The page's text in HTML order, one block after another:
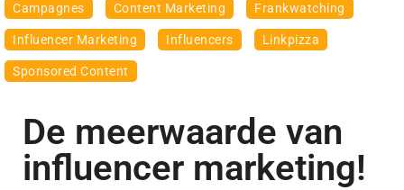
Campagnes Content Marketing Frankwatching
Influencer Marketing Influencers Linkpizza
Sponsored Content
De meerwaarde van
influencer marketing!